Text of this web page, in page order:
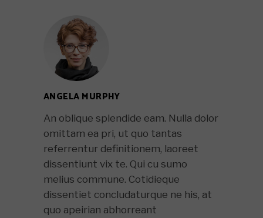
ANGELA MURPHY
An oblique splendide eam. Nulla dolor
omittam ea pri, ut quo tantas
referrentur definitionem, laoreet
dissentiunt vix te. Qui cu sumo
melius commune. Cotidieque
dissentiet concludaturque ne his, at
quo apeirian abhorreant